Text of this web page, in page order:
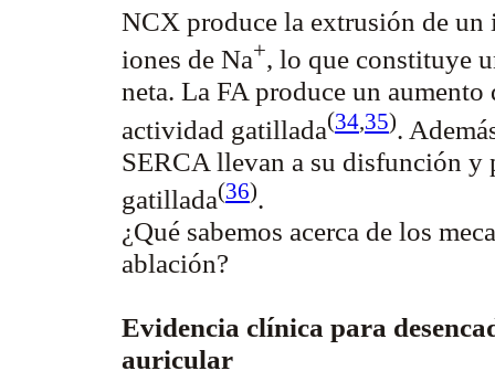
NCX produce la extrusión de un
iones de Na+, lo que constituye
neta. La FA produce un
actividad gatillada(34,35).
SERCA llevan a su disfunción y
gatillada(36).
¿Qué sabemos acerca de los
ablación?
Evidencia clínica para
auricular